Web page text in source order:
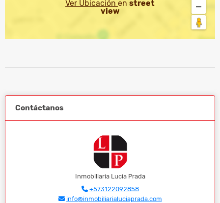
Ver Ubicación en street
view
Contáctanos
Inmobiliaria Lucia Prada
+573122092858
info@inmobiliarialuciaprada.com